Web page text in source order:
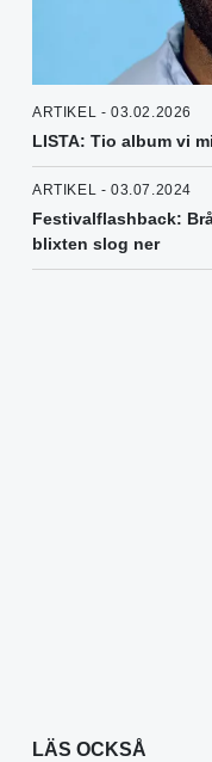
ARTIKEL - 03.02.2026
LISTA: Tio album vi
ARTIKEL - 03.07.2024
Festivalflashback:
blixten slog ner
LÄS OCKSÅ